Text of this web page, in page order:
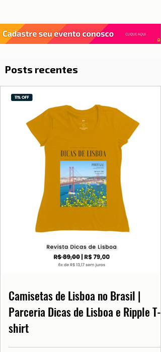
Posts recentes
Camisetas de Lisboa no Brasil |
Parceria Dicas de Lisboa e Ripple T-
shirt